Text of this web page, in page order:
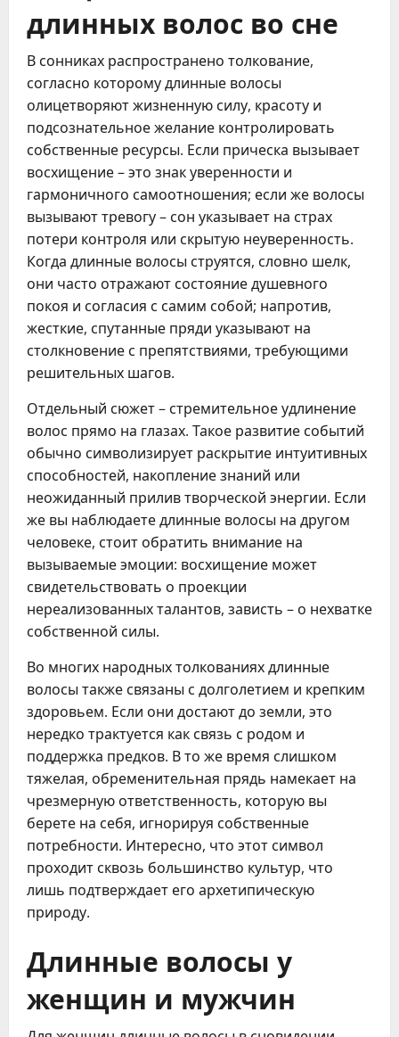
длинных волос во сне
В сонниках распространено толкование,
согласно которому длинные волосы
олицетворяют жизненную силу, красоту и
подсознательное желание контролировать
собственные ресурсы. Если прическа вызывает
восхищение – это знак уверенности и
гармоничного самоотношения; если же волосы
вызывают тревогу – сон указывает на страх
потери контроля или скрытую неуверенность.
Когда длинные волосы струятся, словно шелк,
они часто отражают состояние душевного
покоя и согласия с самим собой; напротив,
жесткие, спутанные пряди указывают на
столкновение с препятствиями, требующими
решительных шагов.
Отдельный сюжет – стремительное удлинение
волос прямо на глазах. Такое развитие событий
обычно символизирует раскрытие интуитивных
способностей, накопление знаний или
неожиданный прилив творческой энергии. Если
же вы наблюдаете длинные волосы на другом
человеке, стоит обратить внимание на
вызываемые эмоции: восхищение может
свидетельствовать о проекции
нереализованных талантов, зависть – о нехватке
собственной силы.
Во многих народных толкованиях длинные
волосы также связаны с долголетием и крепким
здоровьем. Если они достают до земли, это
нередко трактуется как связь с родом и
поддержка предков. В то же время слишком
тяжелая, обременительная прядь намекает на
чрезмерную ответственность, которую вы
берете на себя, игнорируя собственные
потребности. Интересно, что этот символ
проходит сквозь большинство культур, что
лишь подтверждает его архетипическую
природу.
Длинные волосы у
женщин и мужчин